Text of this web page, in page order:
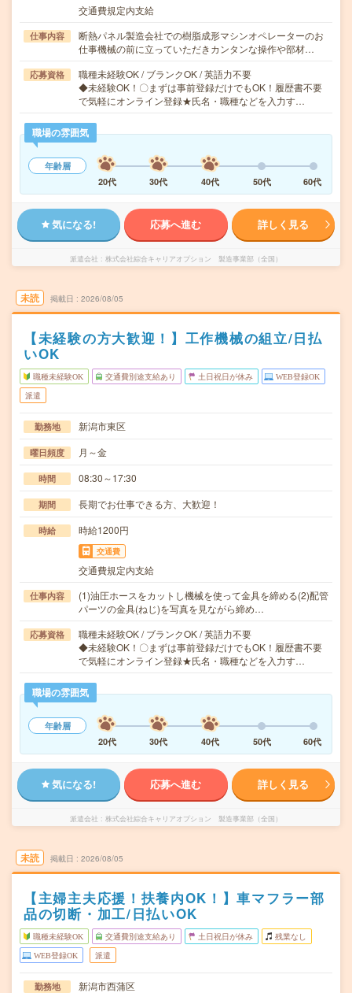
交通費規定内支給
仕事内容
断熱パネル製造会社での樹脂成形マシンオペレーターのお
仕事機械の前に立っていただきカンタンな操作や部材…
応募資格
職種未経験OK / ブランクOK / 英語力不要
◆未経験OK！〇まずは事前登録だけでもOK！履歴書不要
で気軽にオンライン登録★氏名・職種などを入力す…
職場の雰囲気
年齢層
20代
30代 40代 50代 60代
気になる! 応募へ進む 詳しく見る
派遣会社 株式会社綜合キャリアオプション 製造事業部（全国）
未読 掲載日 2026/08/05
【未経験の方大歓迎！】工作機械の組立/日払
いOK
職種未経験OK 交通費別途支給あり 土日祝日が休み WEB登録OK
派遣
勤務地 新潟市東区
曜日頻度 月～金
時間 08:30～17:30
期間 長期でお仕事できる方、大歓迎！
時給 時給1200円
交通費
交通費規定内支給
仕事内容
(1)油圧ホースをカットし機械を使って金具を締める(2)配管
パーツの金具(ねじ)を写真を見ながら締め…
応募資格
職種未経験OK / ブランクOK / 英語力不要
◆未経験OK！〇まずは事前登録だけでもOK！履歴書不要
で気軽にオンライン登録★氏名・職種などを入力す…
職場の雰囲気
年齢層
20代
30代 40代 50代 60代
気になる! 応募へ進む 詳しく見る
派遣会社 株式会社綜合キャリアオプション 製造事業部（全国）
未読 掲載日 2026/08/05
【主婦主夫応援！扶養内OK！】車マフラー部
品の切断・加工/日払いOK
職種未経験OK 交通費別途支給あり 土日祝日が休み 残業なし
WEB登録OK 派遣
勤務地 新潟市西蒲区